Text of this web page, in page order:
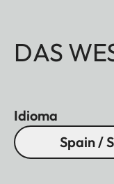
DAS
Idioma
Spain /